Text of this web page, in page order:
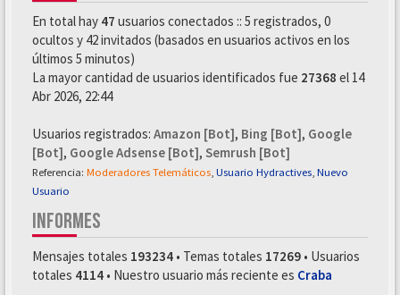
En total hay 47 usuarios conectados :: 5 registrados, 0
ocultos y 42 invitados (basados en usuarios activos en los
últimos 5 minutos)
La mayor cantidad de usuarios identificados fue 27368 el 14
Abr 2026, 22:44
Usuarios registrados: Amazon [Bot], Bing [Bot], Google
[Bot], Google Adsense [Bot], Semrush [Bot]
Referencia: Moderadores Telemáticos Usuario Hydractives Nuevo
Usuario
INFORMES
Mensajes totales 193234 • Temas totales 17269 • Usuarios
totales 4114 • Nuestro usuario más reciente es Craba